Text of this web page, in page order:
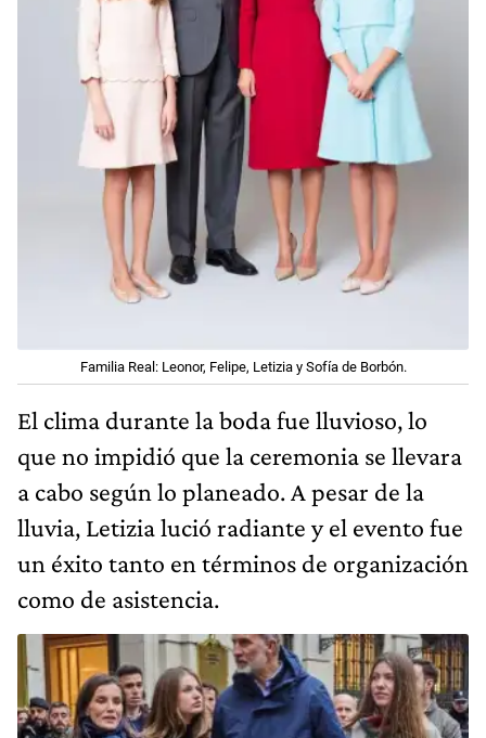
Familia Real: Leonor, Felipe, Letizia y Sofía de Borbón.
El clima durante la boda fue lluvioso, lo
que no impidió que la ceremonia se llevara
a cabo según lo planeado. A pesar de la
lluvia, Letizia lució radiante y el evento fue
un éxito tanto en términos de organización
como de asistencia.